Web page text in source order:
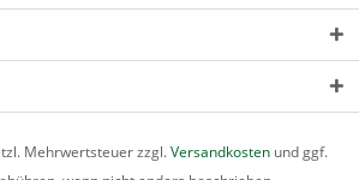
Mehrwertsteuer zzgl.Versandkosten und ggf.